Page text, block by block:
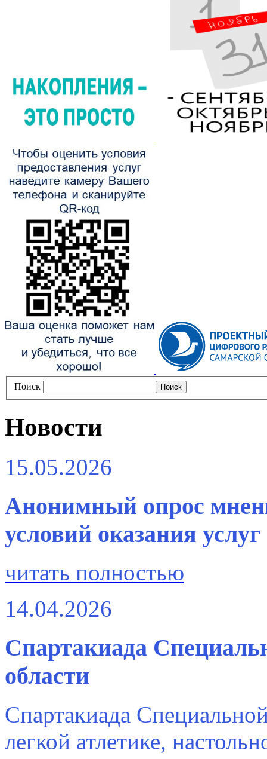
Поиск
Новости
15.05.2026
Анонимный опрос
условий оказания услуг
читать полностью
14.04.2026
Спартакиада
области
Спартакиада
легкой атлетике,